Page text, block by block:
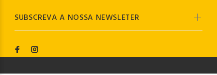
SUBSCREVA A NOSSA NEWSLETER